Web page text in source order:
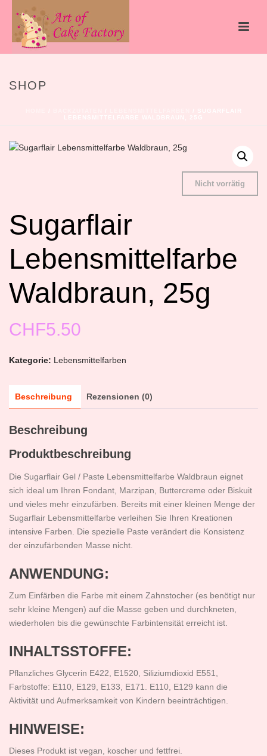
SHOP
Nicht vorrätig
Sugarflair
Lebensmittelfarbe
Waldbraun, 25g
CHF5.50
Kategorie: Lebensmittelfarben
Beschreibung Rezensionen (0)
Beschreibung
Produktbeschreibung
Die Sugarflair Gel / Paste Lebensmittelfarbe Waldbraun eignet
sich ideal um Ihren Fondant, Marzipan, Buttercreme oder Biskuit
und vieles mehr einzufärben. Bereits mit einer kleinen Menge der
Sugarflair Lebensmittelfarbe verleihen Sie Ihren Kreationen
intensive Farben. Die spezielle Paste verändert die Konsistenz
der einzufärbenden Masse nicht.
ANWENDUNG:
Zum Einfärben die Farbe mit einem Zahnstocher (es benötigt nur
sehr kleine Mengen) auf die Masse geben und durchkneten,
wiederholen bis die gewünschte Farbintensität erreicht ist.
INHALTSSTOFFE:
Pflanzliches Glycerin E422, E1520, Siliziumdioxid E551,
Farbstoffe: E110, E129, E133, E171. E110, E129 kann die
Aktivität und Aufmerksamkeit von Kindern beeinträchtigen.
HINWEISE:
Dieses Produkt ist vegan, koscher und fettfrei.